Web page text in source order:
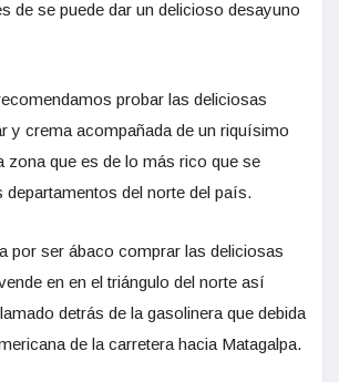
de se puede dar un delicioso desayuno
probar las deliciosas
y crema acompañada de un riquísimo
zona que es de lo más rico que se
departamentos del norte del país.
por ser ábaco comprar las deliciosas
en en el triángulo del norte así
detrás de la gasolinera que debida
de la carretera hacia Matagalpa.